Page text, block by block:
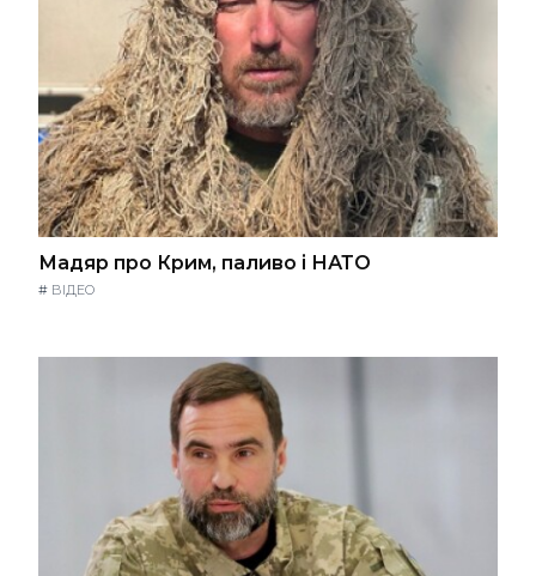
Мадяр про Крим, паливо і НАТО
# ВІДЕО